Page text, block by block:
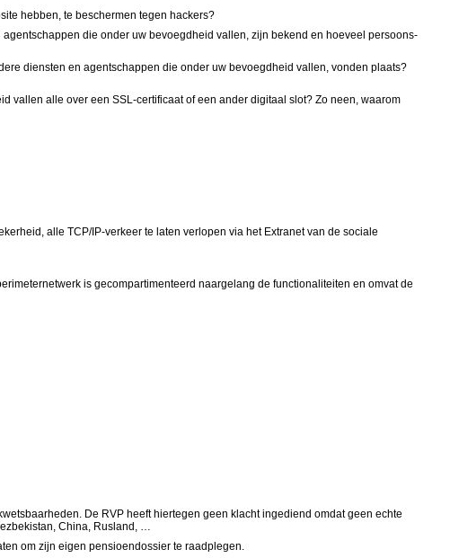
hebben, te beschermen tegen hackers?
die onder uw bevoegdheid vallen, zijn bekend en hoeveel persoons-
diensten en agentschappen die onder uw bevoegdheid vallen, vonden plaats?
vallen alle over een SSL-certificaat of een ander digitaal slot? Zo neen, waarom
alle TCP/IP-verkeer te laten verlopen via het Extranet van de sociale
is gecompartimenteerd naargelang de functionaliteiten en omvat de
De RVP heeft hiertegen geen klacht ingediend omdat geen echte
China, Rusland, …
om zijn eigen pensioendossier te raadplegen.